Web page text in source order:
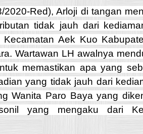
Red), Arloji di tangan
tidak jauh dari
Aek Kuo
Wartawan LH awalnya
memastikan apa yang
yang tidak jauh dari
Wanita Paro Baya yang
yang mengaku dari